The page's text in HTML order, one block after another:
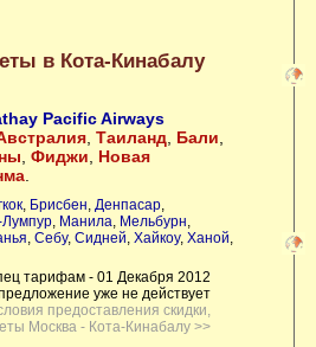
в Кота-Кинабалу
Pacific Airways
, Таиланд, Бали
Фиджи
Новая
.
, Брисбен, Денпасар,
Лумпур, Манила, Мельбурн,
, Себу, Сидней, Хайкоу, Ханой,
тарифам - 01 Декабря 2012
уже не действует
предоставления скидки,
Москва - Кота-Кинабалу >>